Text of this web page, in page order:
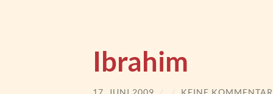
Ibrahim
17. JUNI 2009 / / KEINE